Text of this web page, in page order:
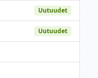
Uutuudet
Uutuudet